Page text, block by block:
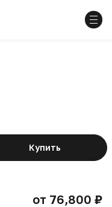
Купить
от 76,800 ₽